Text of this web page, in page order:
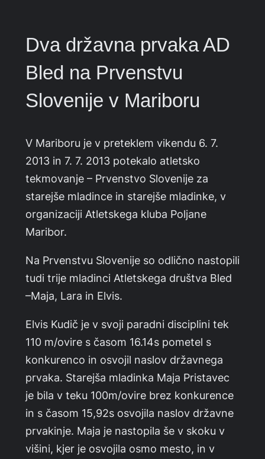
Dva državna prvaka AD
Bled na Prvenstvu
Slovenije v Mariboru
V Mariboru je v preteklem vikendu 6. 7.
2013 in 7. 7. 2013 potekalo atletsko
tekmovanje – Prvenstvo Slovenije za
starejše mladince in starejše mladinke, v
organizaciji Atletskega kluba Poljane
Maribor.
Na Prvenstvu Slovenije so odlično nastopili
tudi trije mladinci Atletskega društva Bled
–Maja, Lara in Elvis.
Elvis Kudič je v svoji paradni disciplini tek
110 m/ovire s časom 16.14s pometel s
konkurenco in osvojil naslov državnega
prvaka. Starejša mladinka Maja Pristavec
je bila v teku 100m/ovire brez konkurence
in s časom 15,92s osvojila naslov državne
prvakinje. Maja je nastopila še v skoku v
višini, kjer je osvojila osmo mesto, in v